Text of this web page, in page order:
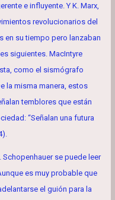
e influyente. Y K. Marx,
revolucionarios del
en su tiempo pero lanzaban
siguientes. MacIntyre
como el sismógrafo
la misma manera, estos
temblores que están
“Señalan una futura
se puede leer
es muy probable que
el guión para la